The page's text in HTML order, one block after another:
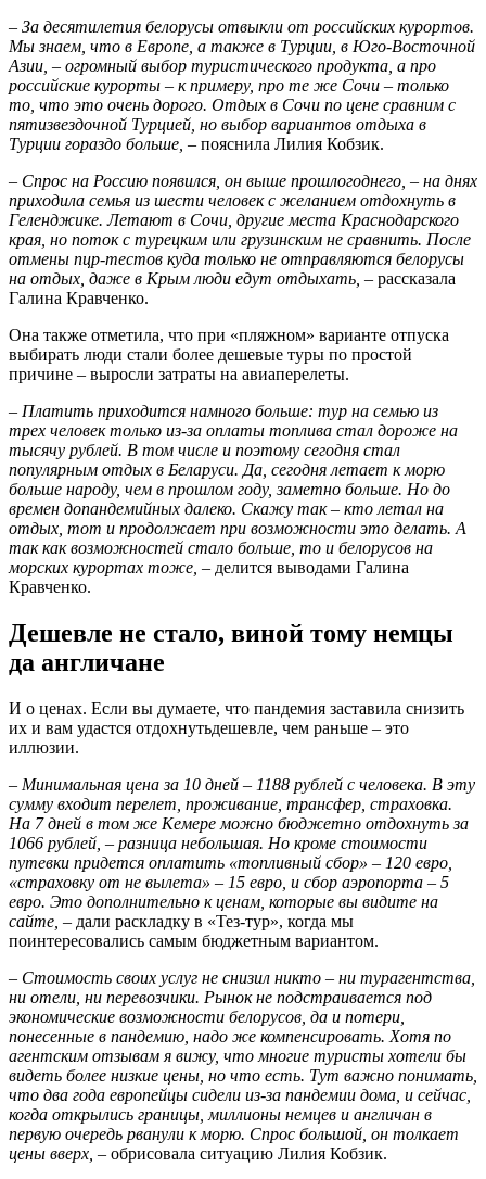
– За десятилетия белорусы отвыкли от российских курортов.
Мы знаем, что в Европе, а также в Турции, в Юго-Восточной
Азии, – огромный выбор туристического продукта, а про
российские курорты – к примеру, про те же Сочи – только
то, что это очень дорого. Отдых в Сочи по цене сравним с
пятизвездочной Турцией, но выбор вариантов отдыха в
Турции гораздо больше, – пояснила Лилия Кобзик.
– Спрос на Россию появился, он выше прошлогоднего, – на днях
приходила семья из шести человек с желанием отдохнуть в
Геленджике. Летают в Сочи, другие места Краснодарского
края, но поток с турецким или грузинским не сравнить. После
отмены пцр-тестов куда только не отправляются белорусы
на отдых, даже в Крым люди едут отдыхать, – рассказала
Галина Кравченко.
Она также отметила, что при «пляжном» варианте отпуска
выбирать люди стали более дешевые туры по простой
причине – выросли затраты на авиаперелеты.
– Платить приходится намного больше: тур на семью из
трех человек только из-за оплаты топлива стал дороже на
тысячу рублей. В том числе и поэтому сегодня стал
популярным отдых в Беларуси. Да, сегодня летает к морю
больше народу, чем в прошлом году, заметно больше. Но до
времен допандемийных далеко. Скажу так – кто летал на
отдых, тот и продолжает при возможности это делать. А
так как возможностей стало больше, то и белорусов на
морских курортах тоже, – делится выводами Галина
Кравченко.
Дешевле не стало, виной тому немцы
да англичане
И о ценах. Если вы думаете, что пандемия заставила снизить
их и вам удастся отдохнутьдешевле, чем раньше – это
иллюзии.
– Минимальная цена за 10 дней – 1188 рублей с человека. В эту
сумму входит перелет, проживание, трансфер, страховка.
На 7 дней в том же Кемере можно бюджетно отдохнуть за
1066 рублей, – разница небольшая. Но кроме стоимости
путевки придется оплатить «топливный сбор» – 120 евро,
«страховку от не вылета» – 15 евро, и сбор аэропорта – 5
евро. Это дополнительно к ценам, которые вы видите на
сайте, – дали раскладку в «Тез-тур», когда мы
поинтересовались самым бюджетным вариантом.
– Стоимость своих услуг не снизил никто – ни турагентства,
ни отели, ни перевозчики. Рынок не подстраивается под
экономические возможности белорусов, да и потери,
понесенные в пандемию, надо же компенсировать. Хотя по
агентским отзывам я вижу, что многие туристы хотели бы
видеть более низкие цены, но что есть. Тут важно понимать,
что два года европейцы сидели из-за пандемии дома, и сейчас,
когда открылись границы, миллионы немцев и англичан в
первую очередь рванули к морю. Спрос большой, он толкает
цены вверх, – обрисовала ситуацию Лилия Кобзик.